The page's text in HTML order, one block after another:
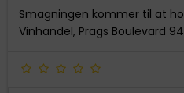
Smagningen kommer til at
Vinhandel, Prags Boulevard